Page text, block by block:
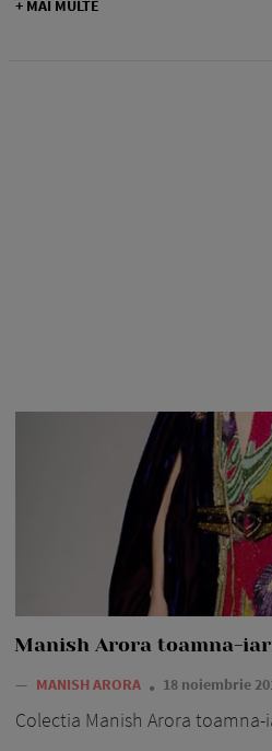
+ MAI MULTE
Manish Arora toamna-
— MANISH ARORA 18 noiembrie
Colectia Manish Arora